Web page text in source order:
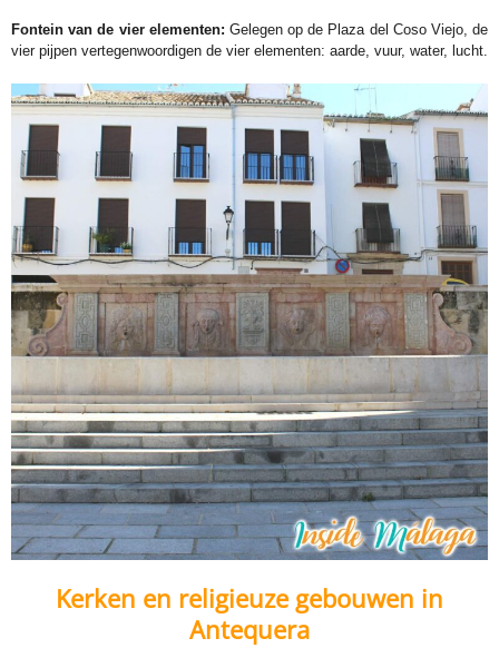
Fontein van de vier elementen: Gelegen op de Plaza del Coso Viejo, de
vier pijpen vertegenwoordigen de vier elementen: aarde, vuur, water, lucht.
Kerken en religieuze gebouwen in
Antequera